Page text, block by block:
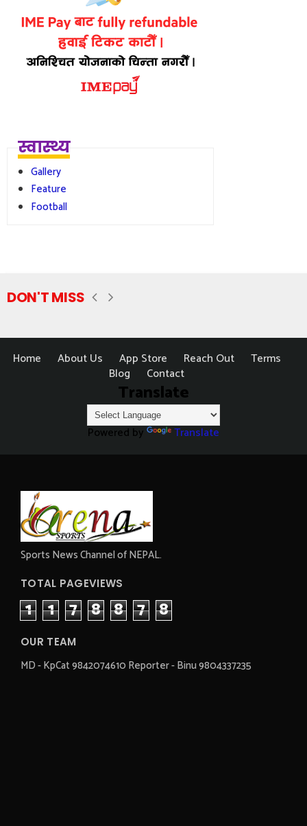
स्वास्थ्य
Gallery
Feature
Football
DON'T MISS
Home About Us App Store Reach Out
Terms
Blog
Contact
Translate
Powered by Translate
Sports News Channel of NEPAL.
TOTAL PAGEVIEWS
1 1 7 8 8 7 8
OUR TEAM
MD - KpCat 9842074610 Reporter - Binu 9804337235